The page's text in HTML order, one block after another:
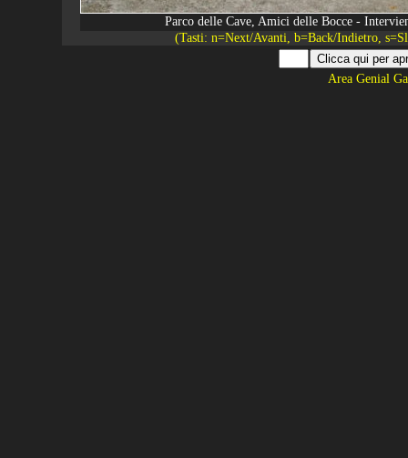
Parco delle Cave, Amici delle Bocce -
(Tasti: n=Next/Avanti, b=Back/Indietro,
Area Genial